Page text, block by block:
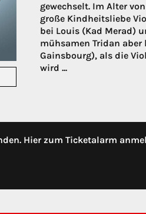
gewechselt. Im Alter
große Kindheitsliebe
bei Louis (Kad Merad)
mühsamen Tridan aber
Gainsbourg), als die
wird ...
Hier zum Ticketalarm